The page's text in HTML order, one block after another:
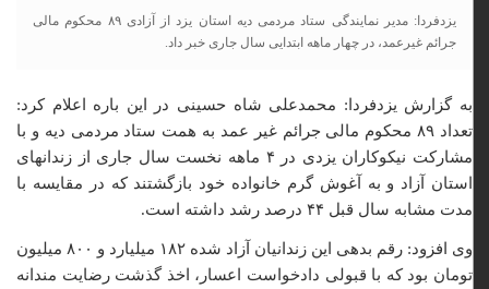
یزدفردا: مدیر نمایندگی ستاد مردمی دیه استان یزد از آزادی ۸۹ محکوم مالی
جرائم غیرعمد، در چهار ماهه ابتدایی سال جاری خبر داد.
به گزارش یزدفردا: محمدعلی شاه حسینی در این باره اعلام کرد:
تعداد ۸۹ محکوم مالی جرائم غیر عمد به همت ستاد مردمی دیه و با
مشارکت نیکوکاران یزدی در ۴ ماهه نخست سال جاری از زندانهای
استان آزاد و به آغوش گرم خانواده خود بازگشتند که در مقایسه با
مدت مشابه سال قبل ۴۴ درصد رشد داشته است.
وی افزود: رقم بدهی این زندانیان آزاد شده ۱۸۲ میلیارد و ۸۰۰ میلیون
تومان بود که با قبولی دادخواست اعسار، اخذ گذشت رضایت مندانه